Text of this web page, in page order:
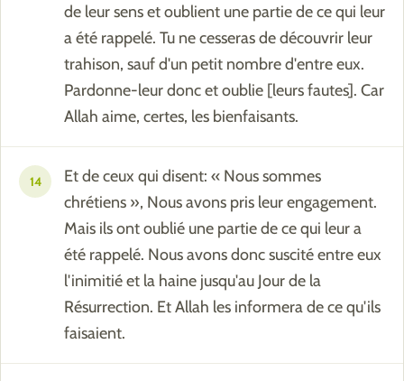
de leur sens et oublient une partie de ce qui leur
a été rappelé. Tu ne cesseras de découvrir leur
trahison, sauf d'un petit nombre d'entre eux.
Pardonne-leur donc et oublie [leurs fautes]. Car
Allah aime, certes, les bienfaisants.
14
Et de ceux qui disent: « Nous sommes
chrétiens », Nous avons pris leur engagement.
Mais ils ont oublié une partie de ce qui leur a
été rappelé. Nous avons donc suscité entre eux
l'inimitié et la haine jusqu'au Jour de la
Résurrection. Et Allah les informera de ce qu'ils
faisaient.